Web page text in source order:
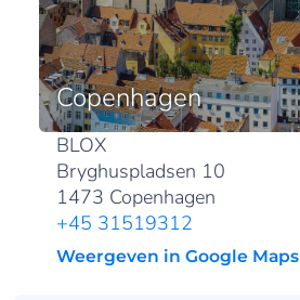
Copenhagen
BLOX
Bryghuspladsen 10
1473 Copenhagen
+45 31519312
Weergeven in Google Maps